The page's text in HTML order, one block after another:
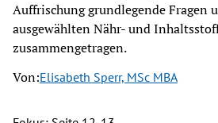
Auffrischung grundlegende Fragen
ausgewählten Nähr- und
zusammengetragen.
Von:Elisabeth Sperr, MSc MBA